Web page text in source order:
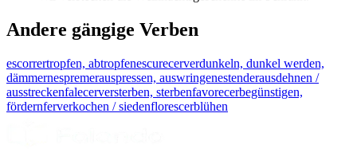
Andere gängige Verben
escorrertropfen, abtropfenescurecerverdunkeln, dunkel werden,
dämmernespremerauspressen, auswringenestenderausdehnen /
ausstreckenfalecerversterben, sterbenfavorecerbegünstigen,
fördernferverkochen / siedenflorescerblühen